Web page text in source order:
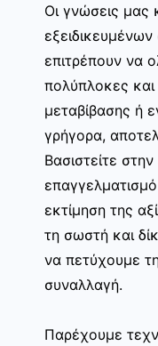
Οι γνώσεις μας
επιτρέπουν να
πολύπλοκες και
μεταβίβασης ή
γρήγορα,
Βασιστείτε
επαγγελματισμό
εκτίμηση της
τη σωστή και
να πετύχουμε
συναλλαγή.
Παρέχουμε